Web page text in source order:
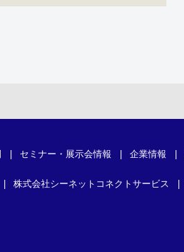
セミナー・展示会情報 企業情報
株式会社シーネットコネクトサービス